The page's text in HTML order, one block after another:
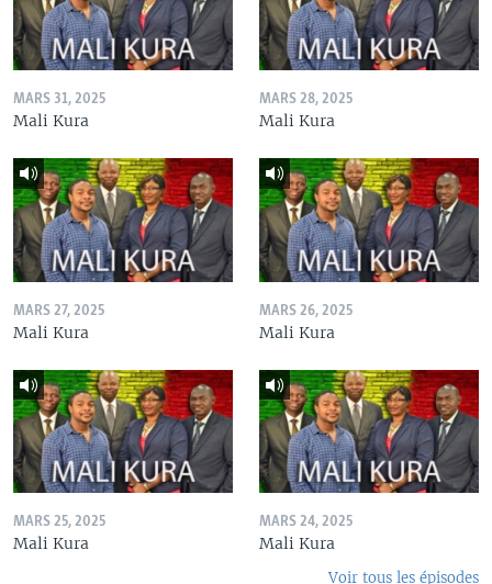
MARS 31, 2025
Mali Kura
MARS 28, 2025
Mali Kura
MARS 27, 2025
Mali Kura
MARS 26, 2025
Mali Kura
MARS 25, 2025
Mali Kura
MARS 24, 2025
Mali Kura
Voir tous les épisodes